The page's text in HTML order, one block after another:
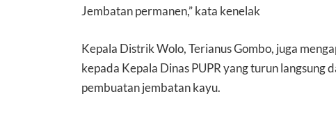
Jembatan permanen,” kata kenelak
Kepala Distrik Wolo, Terianus Gombo, juga
kepada Kepala Dinas PUPR yang turun langsung
pembuatan jembatan kayu.